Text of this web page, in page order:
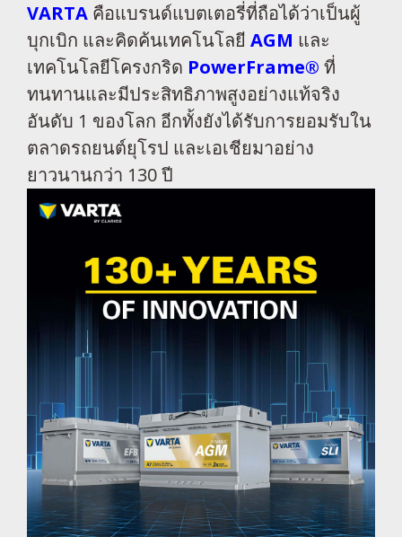
VARTA คือแบรนด์แบตเตอรี่ที่ถือได้ว่าเป็นผู้
บุกเบิก และคิดค้นเทคโนโลยี AGM และ
เทคโนโลยีโครงกริด PowerFrame® ที่
ทนทานและมีประสิทธิภาพสูงอย่างแท้จริง
อันดับ 1 ของโลก อีกทั้งยังได้รับการยอมรับใน
ตลาดรถยนต์ยุโรป และเอเชียมาอย่าง
ยาวนานกว่า 130 ปี